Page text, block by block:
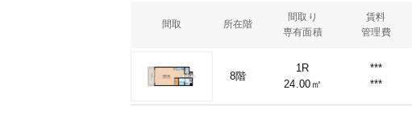
間取 所在階
間取り
専有面積
賃料
管理費
8階
1R
24.00㎡
***
***